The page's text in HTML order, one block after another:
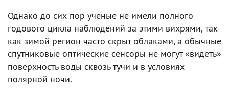
Однако до сих пор ученые не имели полного
годового цикла наблюдений за этими вихрями, так
как зимой регион часто скрыт облаками, а обычные
спутниковые оптические сенсоры не могут «видеть»
поверхность воды сквозь тучи и в условиях
полярной ночи.